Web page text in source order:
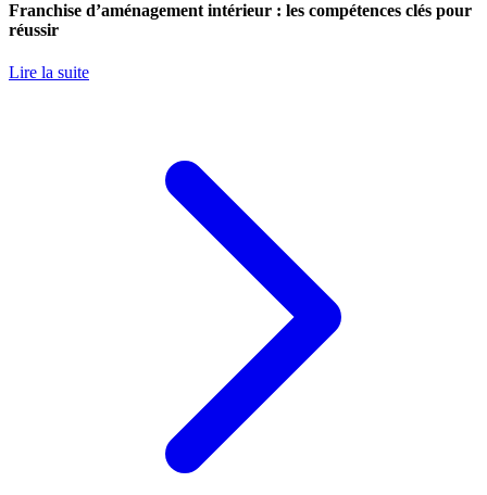
Franchise d’aménagement intérieur : les compétences clés pour
réussir
Lire la suite